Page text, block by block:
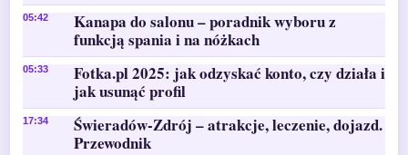
05:42
Kanapa do salonu – poradnik wyboru z
funkcją spania i na nóżkach
05:33
Fotka.pl 2025: jak odzyskać konto, czy działa i
jak usunąć profil
17:34
Świeradów-Zdrój – atrakcje, leczenie, dojazd.
Przewodnik